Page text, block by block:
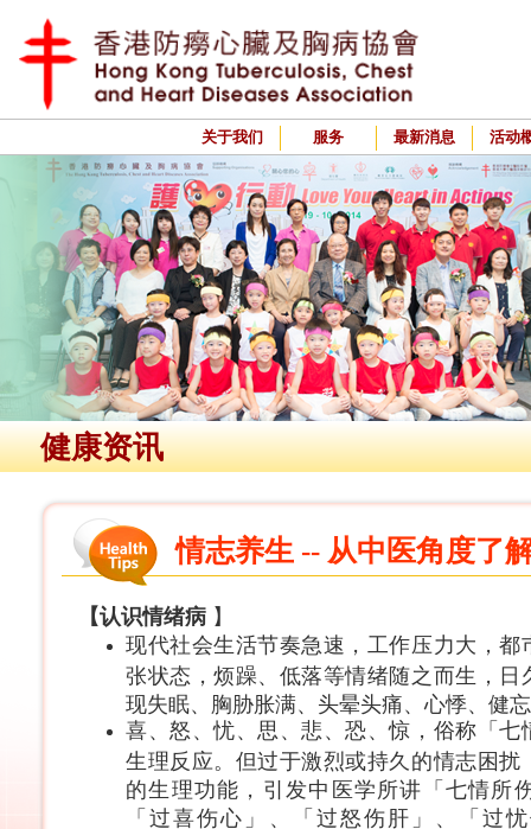
关于我们 服务 最新消息 活动
健康资讯
情志养生 -- 从中医角度了
【认识情绪病 】
现代社会生活节奏急速，工作压力大，都
张状态，烦躁、低落等情绪随之而生，日
现失眠、胸胁胀满、头晕头痛、心悸、健
喜、怒、忧、思、悲、恐、惊，俗称「七
生理反应。但过于激烈或持久的情志困扰
的生理功能，引发中医学所讲「七情所
「过喜伤心」、「过怒伤肝」、「过